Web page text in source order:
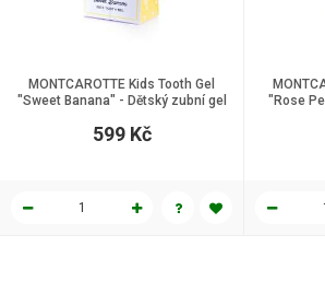
MONTCAROTTE Kids Tooth Gel
"Sweet Banana" - Dětský zubní gel
599 Kč
"Rose